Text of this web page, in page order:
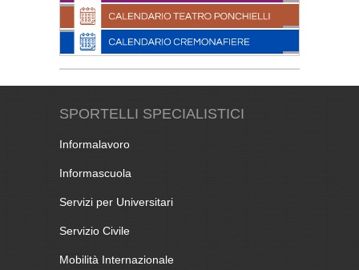
SPORTELLI SPECIALISTICI
Informalavoro
Informascuola
Servizi per Universitari
Servizio Civile
Mobilità Internazionale